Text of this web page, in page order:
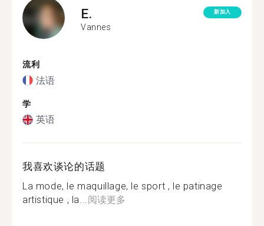
E.
Vannes
新加入
流利
法语
学
英语
我喜欢谈论的话题
La mode, le maquillage, le sport , le patinage
artistique , la...阅读更多